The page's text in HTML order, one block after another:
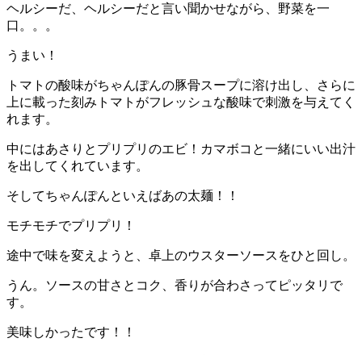
ヘルシーだ、ヘルシーだと言い聞かせながら、野菜を一
口。。。
うまい！
トマトの酸味がちゃんぽんの豚骨スープに溶け出し、さらに
上に載った刻みトマトがフレッシュな酸味で刺激を与えてく
れます。
中にはあさりとプリプリのエビ！カマボコと一緒にいい出汁
を出してくれています。
そしてちゃんぽんといえばあの太麺！！
モチモチでプリプリ！
途中で味を変えようと、卓上のウスターソースをひと回し。
うん。ソースの甘さとコク、香りが合わさってピッタリで
す。
美味しかったです！！